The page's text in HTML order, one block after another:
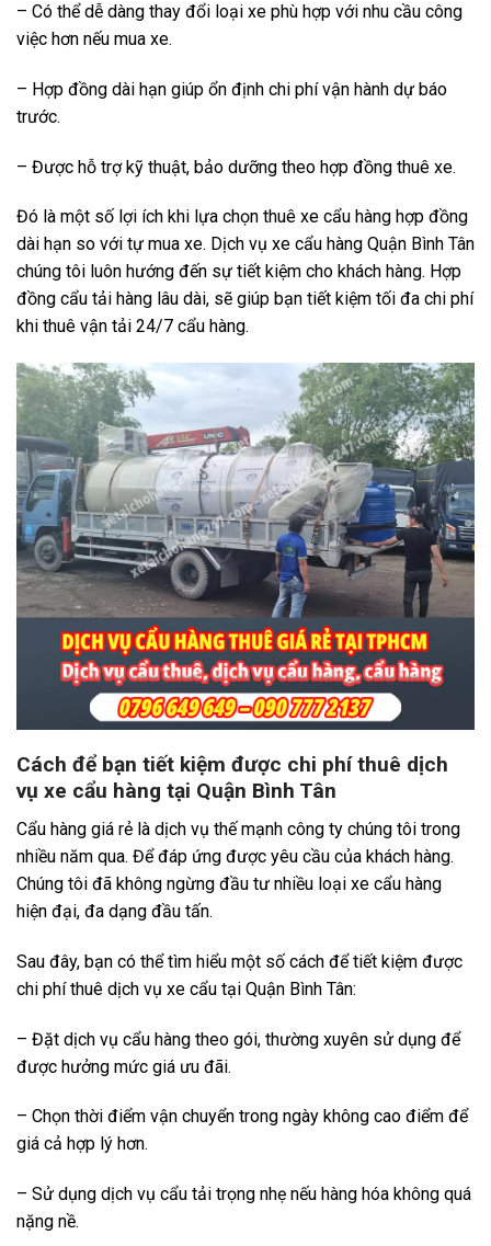
– Có thể dễ dàng thay đổi loại xe phù hợp với nhu cầu công
việc hơn nếu mua xe.
– Hợp đồng dài hạn giúp ổn định chi phí vận hành dự báo
trước.
– Được hỗ trợ kỹ thuật, bảo dưỡng theo hợp đồng thuê xe.
Đó là một số lợi ích khi lựa chọn thuê xe cẩu hàng hợp đồng
dài hạn so với tự mua xe. Dịch vụ xe cẩu hàng Quận Bình Tân
chúng tôi luôn hướng đến sự tiết kiệm cho khách hàng. Hợp
đồng cẩu tải hàng lâu dài, sẽ giúp bạn tiết kiệm tối đa chi phí
khi thuê vận tải 24/7 cẩu hàng.
Cách để bạn tiết kiệm được chi phí thuê dịch
vụ xe cẩu hàng tại Quận Bình Tân
Cẩu hàng giá rẻ là dịch vụ thế mạnh công ty chúng tôi trong
nhiều năm qua. Để đáp ứng được yêu cầu của khách hàng.
Chúng tôi đã không ngừng đầu tư nhiều loại xe cẩu hàng
hiện đại, đa dạng đầu tấn.
Sau đây, bạn có thể tìm hiểu một số cách để tiết kiệm được
chi phí thuê dịch vụ xe cẩu tại Quận Bình Tân:
– Đặt dịch vụ cẩu hàng theo gói, thường xuyên sử dụng để
được hưởng mức giá ưu đãi.
– Chọn thời điểm vận chuyển trong ngày không cao điểm để
giá cả hợp lý hơn.
– Sử dụng dịch vụ cẩu tải trọng nhẹ nếu hàng hóa không quá
nặng nề.